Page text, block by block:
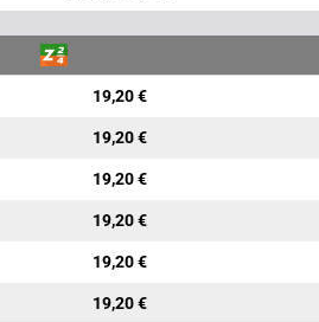
19,20 €
19,20 €
19,20 €
19,20 €
19,20 €
19,20 €